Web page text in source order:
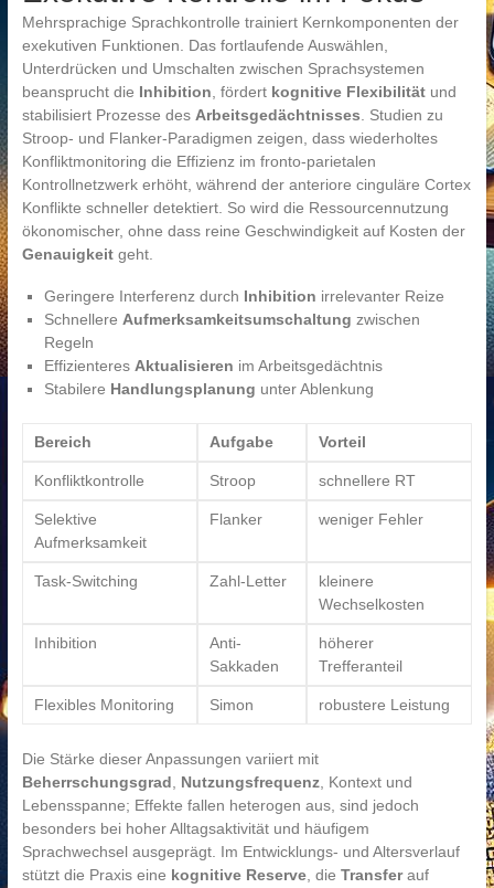
Mehrsprachige Sprachkontrolle trainiert Kernkomponenten der
exekutiven Funktionen. Das fortlaufende Auswählen,
Unterdrücken und Umschalten zwischen Sprachsystemen
beansprucht die Inhibition , fördert kognitive Flexibilitätund
stabilisiert Prozesse des Arbeitsgedächtnisses . Studien zu
Stroop- und Flanker-Paradigmen zeigen, dass wiederholtes
Konfliktmonitoring die Effizienz im fronto-parietalen
Kontrollnetzwerk erhöht, während der anteriore cinguläre Cortex
Konflikte schneller detektiert. So wird die Ressourcennutzung
ökonomischer, ohne dass reine Geschwindigkeit auf Kosten der
Genauigkeitgeht.
Geringere Interferenz durch Inhibition irrelevanter Reize
Schnellere Aufmerksamkeitsumschaltung zwischen
Regeln
Effizienteres Aktualisieren im Arbeitsgedächtnis
Stabilere Handlungsplanung unter Ablenkung
Bereich Aufgabe Vorteil
Konfliktkontrolle Stroop schnellere RT
Selektive
Aufmerksamkeit
Flanker weniger Fehler
Task-Switching Zahl-Letter
kleinere
Wechselkosten
Inhibition
Anti-
Sakkaden
höherer
Trefferanteil
Flexibles Monitoring Simon robustere Leistung
Die Stärke dieser Anpassungen variiert mit
Beherrschungsgrad
Nutzungsfrequenz, Kontext und
Lebensspanne; Effekte fallen heterogen aus, sind jedoch
besonders bei hoher Alltagsaktivität und häufigem
Sprachwechsel ausgeprägt. Im Entwicklungs- und Altersverlauf
stützt die Praxis eine kognitive Reserve, die Transferauf